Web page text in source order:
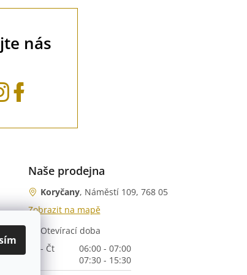
nás
Naše prodejna
Koryčany, Náměstí 109, 768 05
Zobrazit na mapě
Otevírací doba
Po - Čt
06:00 - 07:00
07:30 - 15:30